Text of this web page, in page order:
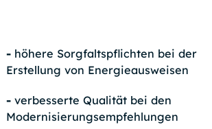
-höhere Sorgfaltspflichten bei der
Erstellung von Energieausweisen
-verbesserte Qualität bei den
Modernisierungsempfehlungen